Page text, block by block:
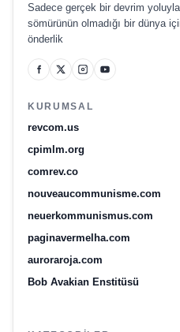
Sadece gerçek bir devrim
sömürünün olmadığı bir dünya
önderlik
KURUMSAL
revcom.us
cpimlm.org
comrev.co
nouveaucommunisme.com
neuerkommunismus.com
paginavermelha.com
auroraroja.com
Bob Avakian Enstitüsü